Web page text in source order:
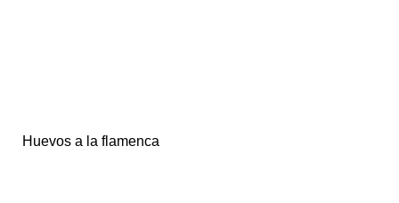
Huevos a la flamenca